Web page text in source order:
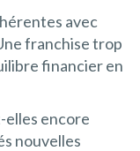
avec
franchise trop
financier en
encore
nouvelles